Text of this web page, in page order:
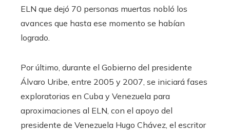
ELN que dejó 70 personas muertas nobló los
avances que hasta ese momento se habían
logrado.
Por último, durante el Gobierno del presidente
Álvaro Uribe, entre 2005 y 2007, se iniciará fases
exploratorias en Cuba y Venezuela para
aproximaciones al ELN, con el apoyo del
presidente de Venezuela Hugo Chávez, el escritor